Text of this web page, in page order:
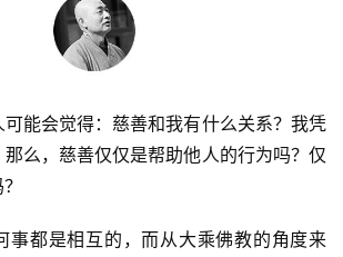
能会觉得：慈善和我有什么关系？我凭
么，慈善仅仅是帮助他人的行为吗？仅
事都是相互的，而从大乘佛教的角度来